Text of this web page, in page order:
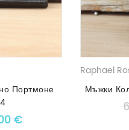
Портмоне
price was: 64.00 €.
€Текущата цена е:
Raphael
Мъжки